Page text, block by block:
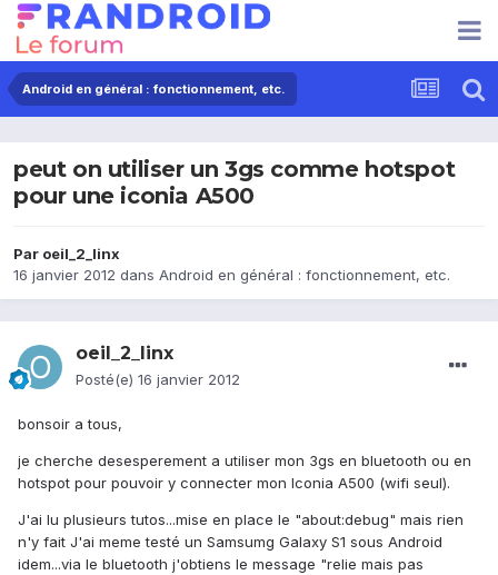
Android en général : fonctionnement, etc.
peut on utiliser un 3gs comme hotspot
pour une iconia A500
Par oeil_2_linx
16 janvier 2012 dans Android en général : fonctionnement, etc.
oeil_2_linx
Posté(e) 16 janvier 2012
bonsoir a tous,
je cherche desesperement a utiliser mon 3gs en bluetooth ou en
hotspot pour pouvoir y connecter mon Iconia A500 (wifi seul).
J'ai lu plusieurs tutos...mise en place le "about:debug" mais rien
n'y fait J'ai meme testé un Samsumg Galaxy S1 sous Android
idem...via le bluetooth j'obtiens le message "relie mais pas